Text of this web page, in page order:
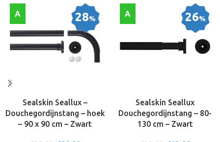
28%
A
Sealskin Seallux –
Douchegordijnstang – hoek
– 90 x 90 cm – Zwart
26%
A
Sealskin Seallux
Douchegordijnstang – 80-
130 cm – Zwart